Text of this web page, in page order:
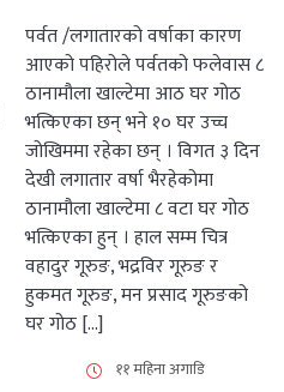
पर्वत /लगातारको वर्षाका कारण
आएको पहिरोले पर्वतको फलेवास ८
ठानामौला खाल्टेमा आठ घर गोठ
भत्किएका छन् भने १० घर उच्च
जोखिममा रहेका छन् । विगत ३ दिन
देखी लगातार वर्षा भैरहेकोमा
ठानामौला खाल्टेमा ८ वटा घर गोठ
भत्किएका हुन् । हाल सम्म चित्र
वहादुर गूरुङ, भद्रविर गूरुङ र
हुकमत गूरुङ, मन प्रसाद गूरुङको
घर गोठ […]
११ महिना अगाडि